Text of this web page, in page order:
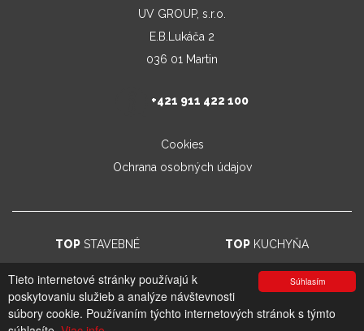
Súhlasím
Tieto internetové stránky používajú k
poskytovaniu služieb a analýze návštevnosti
súbory cookie. Používaním týchto internetových stránok s týmto
UV GROUP, s.r.o.
E.B.Lukáča 2
036 01 Martin
+421 911 422 100
Cookies
Ochrana osobných údajov
TOPSTAVEBNÉ TOP KUCHYŇA
© 2026. UV GROUP s.r.o. | Created by CTS Europe s.r.o.